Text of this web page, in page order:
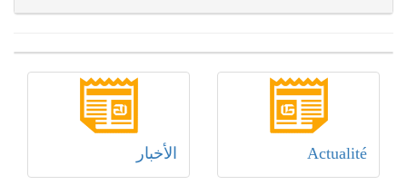
Actualité الأخبار